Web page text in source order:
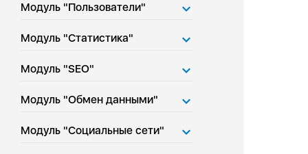
Модуль "Пользователи"
Модуль "Статистика"
Модуль "SEO"
Модуль "Обмен данными"
Модуль "Социальные сети"